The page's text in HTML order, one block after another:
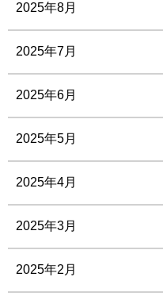
2025年8月
2025年7月
2025年6月
2025年5月
2025年4月
2025年3月
2025年2月